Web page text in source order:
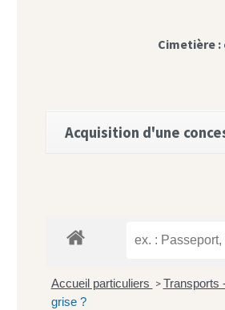
Cimetière
Acquisition d'une
Accueil particuliers > Transports
grise ?